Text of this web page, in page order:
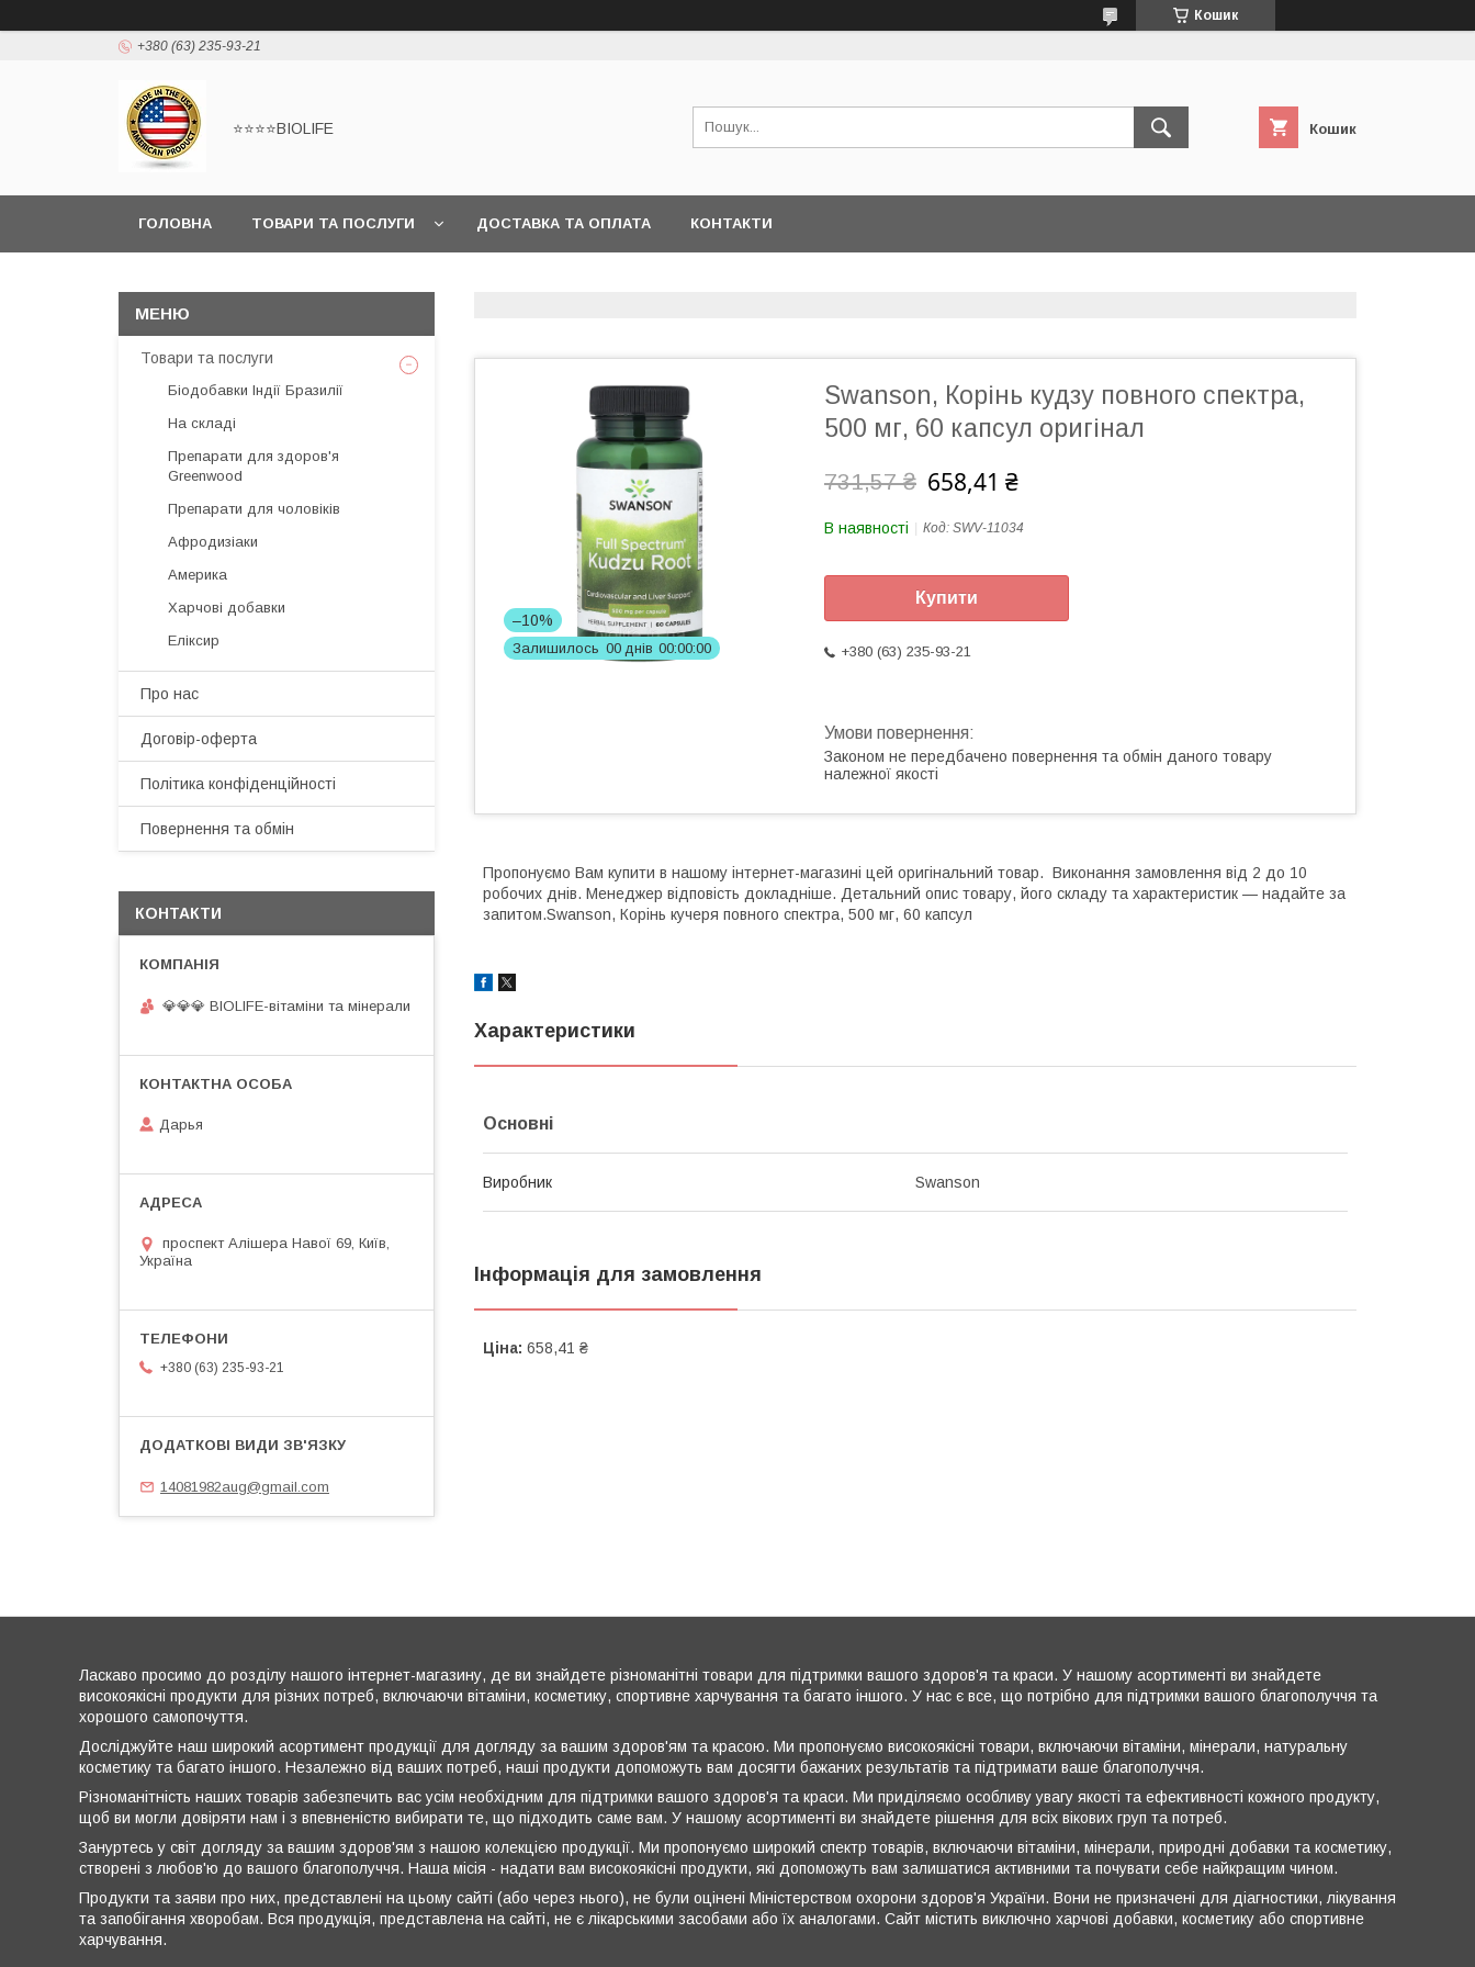
Кошик
+380 (63) 235-93-21
⭐⭐⭐⭐BIOLIFE Кошик
ГОЛОВНА ТОВАРИ ТА ПОСЛУГИ ДОСТАВКА ТА ОПЛАТА КОНТАКТИ
–10%
Залишилось 00 днів 00 00 00
Swanson, Корінь кудзу повного спектра,
500 мг, 60 капсул оригінал
731,57 ₴ 658,41 ₴
В наявності Код: SWV-11034
Купити
+380 (63) 235-93-21
Законом не передбачено повернення та обмін даного товару
належної якості
Пропонуємо Вам купити в нашому інтернет-магазині цей оригінальний товар. Виконання замовлення від 2 до 10
робочих днів. Менеджер відповість докладніше. Детальний опис товару, його складу та характеристик — надайте за
запитом.Swanson, Корінь кучеря повного спектра, 500 мг, 60 капсул
Характеристики
Основні
Виробник Swanson
Інформація для замовлення
Ціна: 658,41 ₴
Товари та послуги
Біодобавки Індії Бразилії
На складі
Препарати для здоров'я
Greenwood
Препарати для чоловіків
Афродизіаки
Америка
Харчові добавки
Еліксир
Про нас
Договір-оферта
Політика конфіденційності
Повернення та обмін
КОНТАКТИ
💎💎💎 BIOLIFE-вітаміни та мінерали
Дарья
проспект Алішера Навої 69, Київ,
Україна
+380 (63) 235-93-21
14081982aug@gmail.com
Ласкаво просимо до розділу нашого інтернет-магазину, де ви знайдете різноманітні товари для підтримки вашого здоров'я та краси. У нашому асортименті ви знайдете
високоякісні продукти для різних потреб, включаючи вітаміни, косметику, спортивне харчування та багато іншого. У нас є все, що потрібно для підтримки вашого благополуччя та
хорошого самопочуття.
Досліджуйте наш широкий асортимент продукції для догляду за вашим здоров'ям та красою. Ми пропонуємо високоякісні товари, включаючи вітаміни, мінерали, натуральну
косметику та багато іншого. Незалежно від ваших потреб, наші продукти допоможуть вам досягти бажаних результатів та підтримати ваше благополуччя.
Різноманітність наших товарів забезпечить вас усім необхідним для підтримки вашого здоров'я та краси. Ми приділяємо особливу увагу якості та ефективності кожного продукту,
щоб ви могли довіряти нам і з впевненістю вибирати те, що підходить саме вам. У нашому асортименті ви знайдете рішення для всіх вікових груп та потреб.
Зануртесь у світ догляду за вашим здоров'ям з нашою колекцією продукції. Ми пропонуємо широкий спектр товарів, включаючи вітаміни, мінерали, природні добавки та косметику,
створені з любов'ю до вашого благополуччя. Наша місія - надати вам високоякісні продукти, які допоможуть вам залишатися активними та почувати себе найкращим чином.
Продукти та заяви про них, представлені на цьому сайті (або через нього), не були оцінені Міністерством охорони здоров'я України. Вони не призначені для діагностики, лікування
та запобігання хворобам. Вся продукція, представлена на сайті, не є лікарськими засобами або їх аналогами. Сайт містить виключно харчові добавки, косметику або спортивне
харчування.